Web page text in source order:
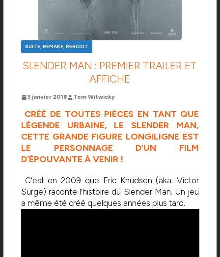
SUITE, REMAKE, REBOOT
SLENDER MAN : PREMIER TRAILER ET
AFFICHE
3 janvier 2018 Tom Witwicky
CRÉÉ DE TOUTES PIÈCES EN TANT QUE
LÉGENDE URBAINE, LE SLENDER MAN,
CETTE GRANDE FIGURE LONGILIGNE EST
LE PERSONNAGE D’UN FILM
D’ÉPOUVANTE À VENIR !
C’est en 2009 que Eric Knudsen (aka. Victor
Surge) raconte l’histoire du Slender Man. Un jeu
a même été créé quelques années plus tard.